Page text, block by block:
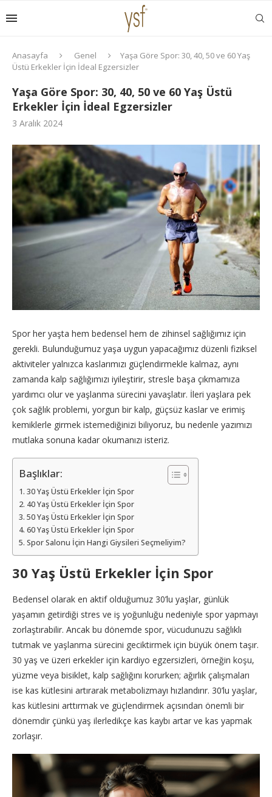
Anasayfa Genel
Yaşa Göre Spor: 30, 40, 50 ve 60 Yaş
Üstü Erkekler İçin İdeal Egzersizler
Yaşa Göre Spor: 30, 40, 50 ve 60 Yaş Üstü
Erkekler İçin İdeal Egzersizler
3 Aralık 2024
Spor her yaşta hem bedensel hem de zihinsel sağlığımız için
gerekli. Bulunduğumuz yaşa uygun yapacağımız düzenli fiziksel
aktiviteler yalnızca kaslarımızı güçlendirmekle kalmaz, aynı
zamanda kalp sağlığımızı iyileştirir, stresle başa çıkmamıza
yardımcı olur ve yaşlanma sürecini yavaşlatır. İleri yaşlara pek
çok sağlık problemi, yorgun bir kalp, güçsüz kaslar ve erimiş
kemiklerle girmek istemediğinizi biliyoruz, bu nedenle yazımızı
mutlaka sonuna kadar okumanızı isteriz.
Başlıklar:
30 Yaş Üstü Erkekler İçin Spor
40 Yaş Üstü Erkekler İçin Spor
50 Yaş Üstü Erkekler İçin Spor
60 Yaş Üstü Erkekler İçin Spor
Spor Salonu İçin Hangi Giysileri Seçmeliyim?
30 Yaş Üstü Erkekler İçin Spor
Bedensel olarak en aktif olduğumuz 30’lu yaşlar, günlük
yaşamın getirdiği stres ve iş yoğunluğu nedeniyle spor yapmayı
zorlaştırabilir. Ancak bu dönemde spor, vücudunuzu sağlıklı
tutmak ve yaşlanma sürecini geciktirmek için büyük önem taşır.
30 yaş ve üzeri erkekler için kardiyo egzersizleri, örneğin koşu,
yüzme veya bisiklet, kalp sağlığını korurken; ağırlık çalışmaları
ise kas kütlesini artırarak metabolizmayı hızlandırır. 30’lu yaşlar,
kas kütlesini arttırmak ve güçlendirmek açısından önemli bir
dönemdir çünkü yaş ilerledikçe kas kaybı artar ve kas yapmak
zorlaşır.